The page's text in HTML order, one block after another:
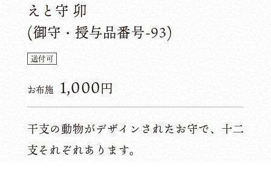
えと守 卯
(御守・授与品番号-93)
送付可
お布施 1,000円
干支の動物がデザインされたお守で、十二
支それぞれあります。